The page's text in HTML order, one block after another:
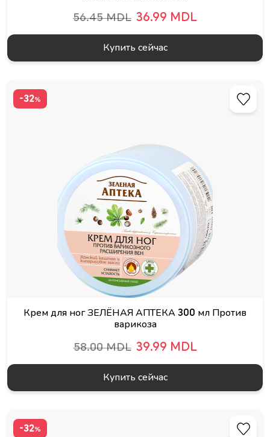
56.45 MDL 36.99 MDL
Купить сейчас
-32%
Крем для ног ЗЕЛЁНАЯ АПТЕКА 300 мл Против
варикоза
58.00 MDL 39.99 MDL
Купить сейчас
-32%